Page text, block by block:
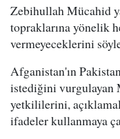
Zebihullah Mücahid
topraklarına yönelik
vermeyeceklerini
Afganistan'ın
istediğini vurgulayan
yetkililerini,
ifadeler kullanmaya